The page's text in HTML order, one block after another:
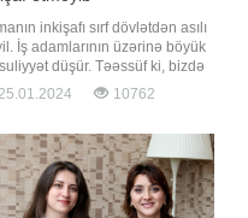
inkişafı sırf dövlətdən asılı
İş adamlarının üzərinə böyük
düşür. Təəssüf ki, bizdə
sponsorluq etmək
bir o qədər də güclü
olunması üçün çox böyük
tələb olunur". Bu sözləri
Braziliya Ciu-Cits
10762